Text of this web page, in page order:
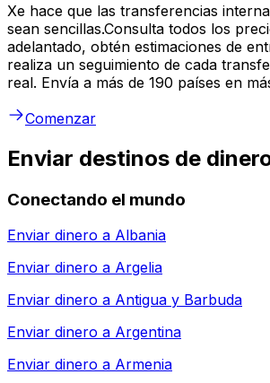
Xe hace que las transferencias
sean sencillas.Consulta todos los
adelantado, obtén estimaciones de
realiza un seguimiento de cada
real. Envía a más de 190 países en
Comenzar
Enviar destinos de
Conectando el mundo
Enviar dinero a Albania
Enviar dinero a Argelia
Enviar dinero a Antigua y Barbuda
Enviar dinero a Argentina
Enviar dinero a Armenia